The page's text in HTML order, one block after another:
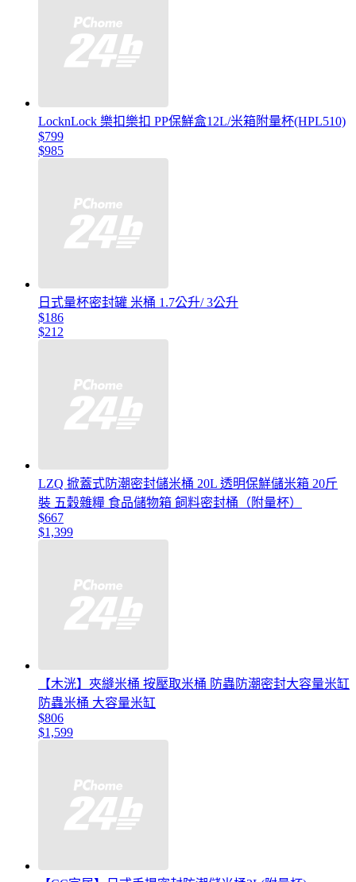
LocknLock 樂扣樂扣 PP保鮮盒12L/米箱附量杯(HPL510)
$799
$985
日式量杯密封罐 米桶 1.7公升/ 3公升
$186
$212
LZQ 掀蓋式防潮密封儲米桶 20L 透明保鮮儲米箱 20斤
裝 五穀雜糧 食品儲物箱 飼料密封桶（附量杯）
$667
$1,399
【木洸】夾縫米桶 按壓取米桶 防蟲防潮密封大容量米缸
防蟲米桶 大容量米缸
$806
$1,599